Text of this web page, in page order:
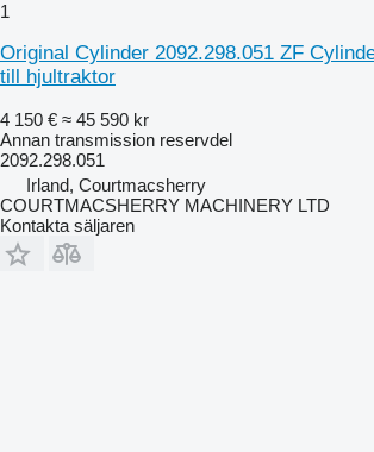
1
Original Cylinder 2092.298.051 ZF
till hjultraktor
4 150 € ≈ 45 590 kr
Annan transmission reservdel
2092.298.051
Irland, Courtmacsherry
COURTMACSHERRY MACHINERY LTD
Kontakta säljaren